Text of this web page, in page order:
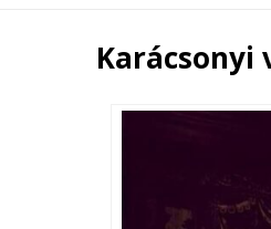
Karácsonyi